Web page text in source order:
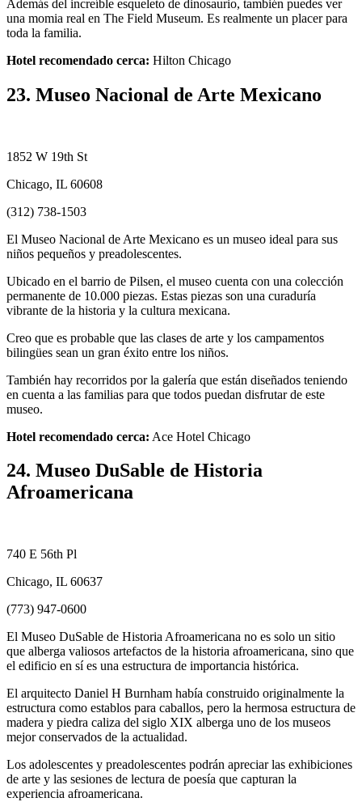
Además del increíble esqueleto de dinosaurio, también puedes ver
una momia real en The Field Museum. Es realmente un placer para
toda la familia.
Hotel recomendado cerca: Hilton Chicago
23. Museo Nacional de Arte Mexicano
1852 W 19th St
Chicago, IL 60608
(312) 738-1503
El Museo Nacional de Arte Mexicano es un museo ideal para sus
niños pequeños y preadolescentes.
Ubicado en el barrio de Pilsen, el museo cuenta con una colección
permanente de 10.000 piezas. Estas piezas son una curaduría
vibrante de la historia y la cultura mexicana.
Creo que es probable que las clases de arte y los campamentos
bilingües sean un gran éxito entre los niños.
También hay recorridos por la galería que están diseñados teniendo
en cuenta a las familias para que todos puedan disfrutar de este
museo.
Hotel recomendado cerca: Ace Hotel Chicago
24. Museo DuSable de Historia
Afroamericana
740 E 56th Pl
Chicago, IL 60637
(773) 947-0600
El Museo DuSable de Historia Afroamericana no es solo un sitio
que alberga valiosos artefactos de la historia afroamericana, sino que
el edificio en sí es una estructura de importancia histórica.
El arquitecto Daniel H Burnham había construido originalmente la
estructura como establos para caballos, pero la hermosa estructura de
madera y piedra caliza del siglo XIX alberga uno de los museos
mejor conservados de la actualidad.
Los adolescentes y preadolescentes podrán apreciar las exhibiciones
de arte y las sesiones de lectura de poesía que capturan la
experiencia afroamericana.